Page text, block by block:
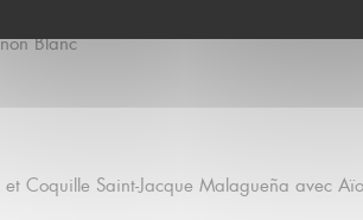
Abilio” avec un Caviar d’Huile
Blanc
Coquille Saint-Jacque Malagueña avec